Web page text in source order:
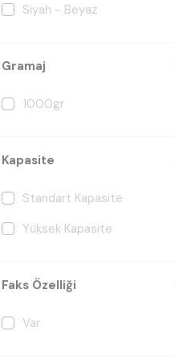
Siyah - Beyaz
Gramaj
1000gr
Kapasite
Standart Kapasite
Yüksek Kapasite
Faks Özelliği
Var